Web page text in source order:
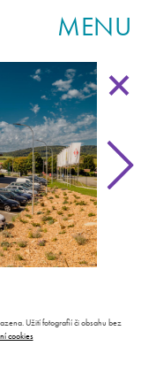
MENU
Užití fotografií či obsahu bez
cookies